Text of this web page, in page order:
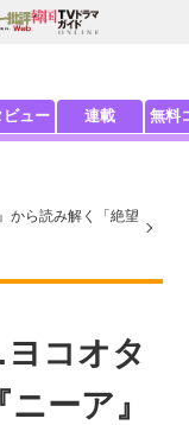
ビュー 連載 無料
から読み解く「絶望
コオタ
ーア』